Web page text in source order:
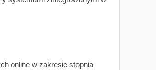
online w zakresie stopnia